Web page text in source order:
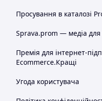
Просування в каталозі
Sprava.prom — медіа для
Премія для інтернет-
Ecommerce.Кращі
Угода користувача